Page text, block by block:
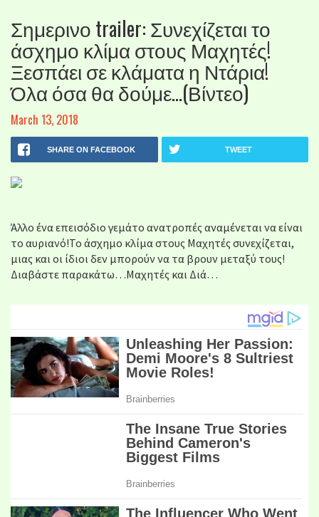
Σημερινο trailer: Συνεχίζεται το
άσχημο κλίμα στους Μαχητές!
Ξεσπάει σε κλάματα η Ντάρια!
Όλα όσα θα δούμε…(Βίντεο)
March 13, 2018
SHARE ON FACEBOOK TWEET
Άλλο ένα επεισόδιο γεμάτο ανατροπές αναμένεται να είναι
το αυριανό!Το άσχημο κλίμα στους Μαχητές συνεχίζεται,
μιας και οι ίδιοι δεν μπορούν να τα βρουν μεταξύ τους!
Διαβάστε παρακάτω…Μαχητές και Διά…